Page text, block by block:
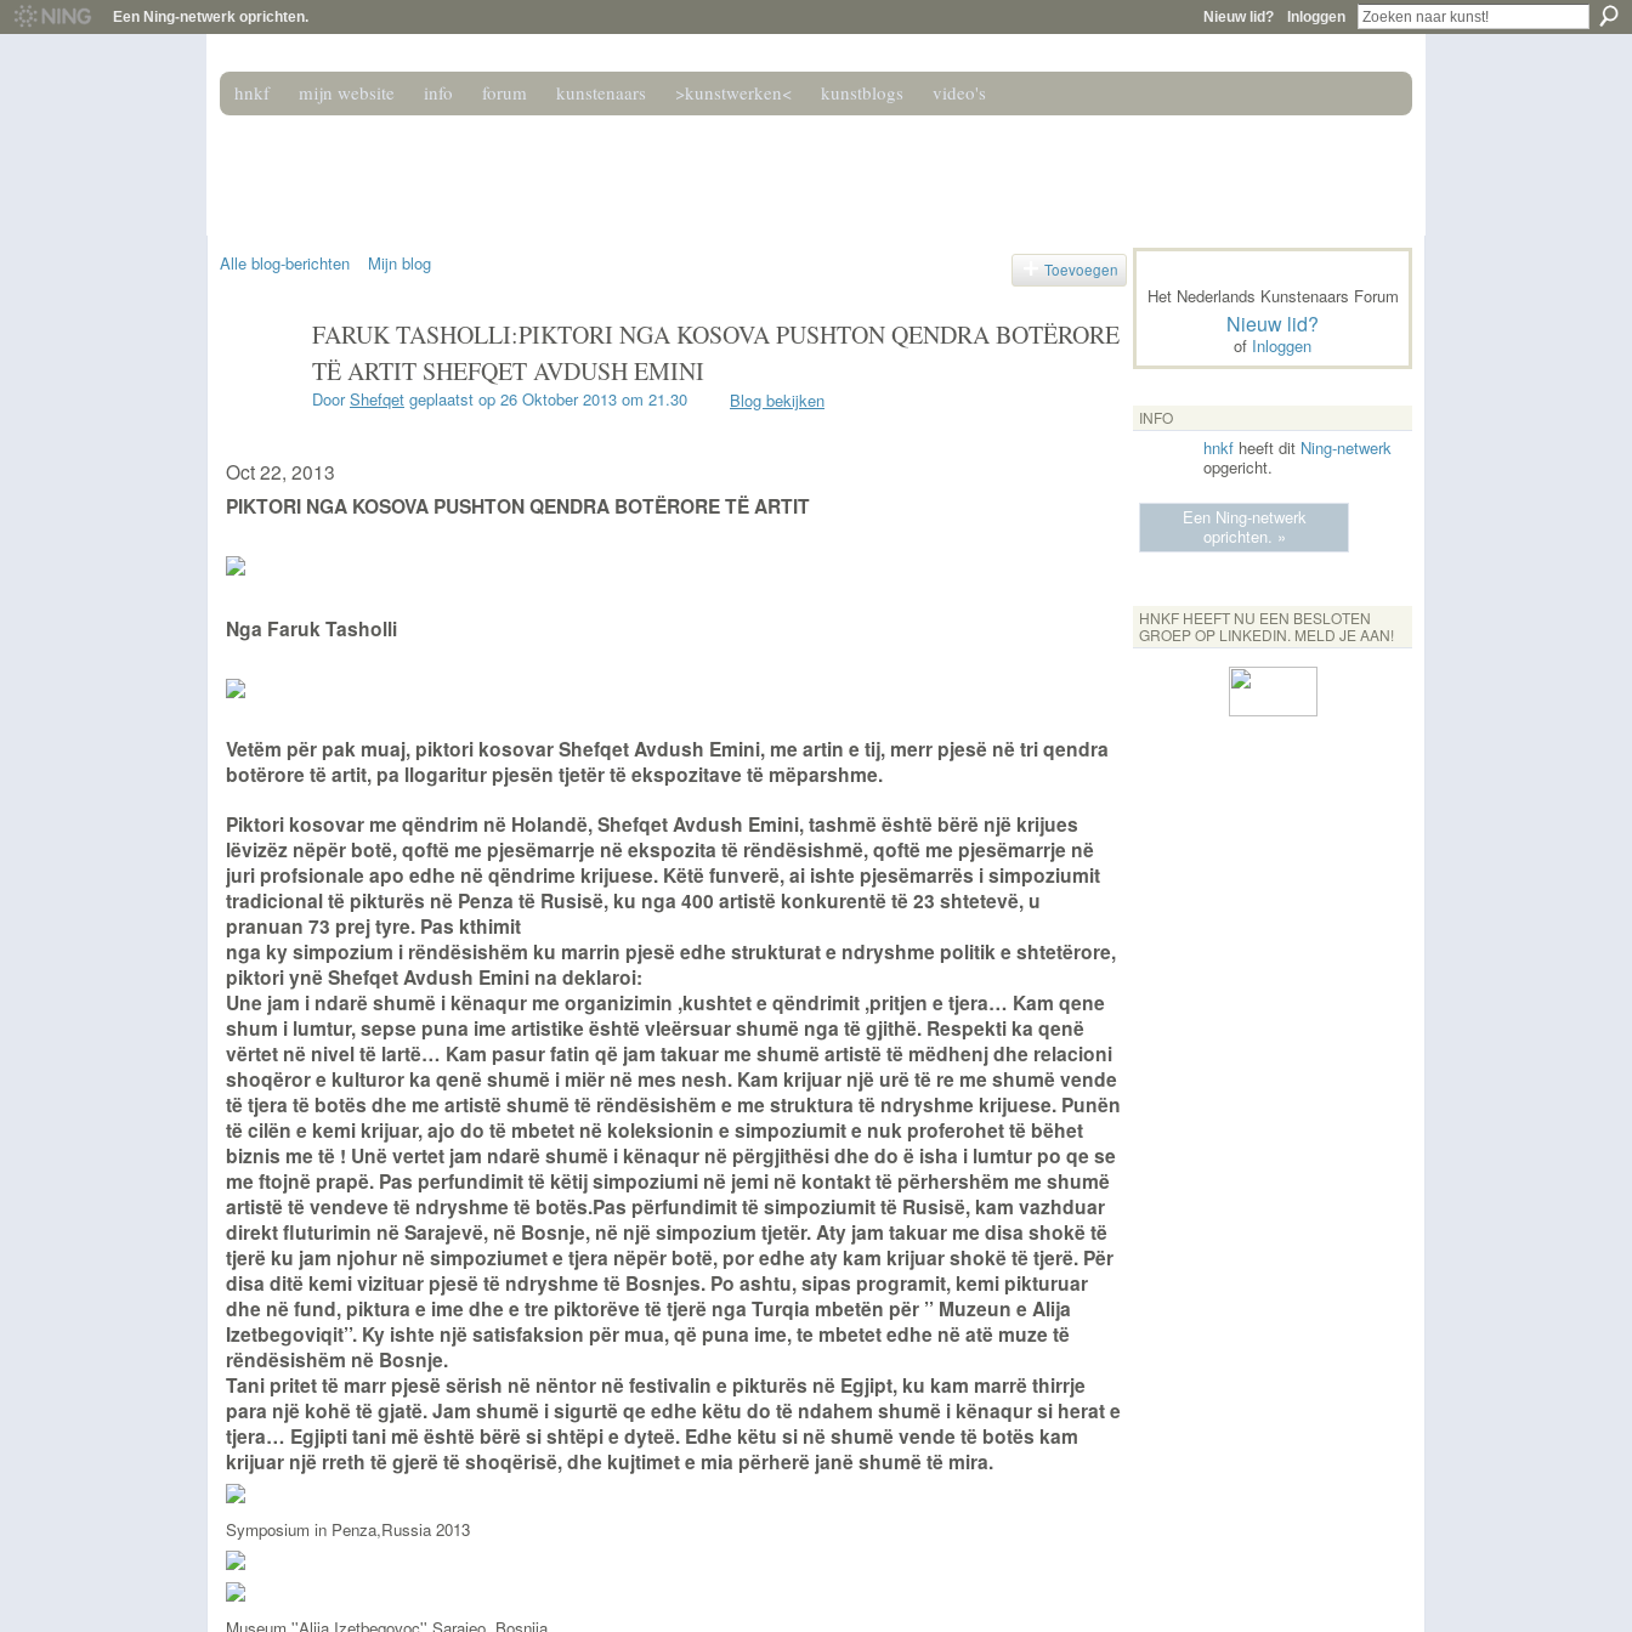
Een Ning-netwerk oprichten. Nieuw lid? Inloggen
hnkf mijn website info forum kunstenaars >kunstwerken< kunstblogs video's
Alle blog-berichten Mijn blog Toevoegen
FARUK TASHOLLI:PIKTORI NGA KOSOVA PUSHTON QENDRA BOTËRORE
TË ARTIT SHEFQET AVDUSH EMINI
DoorShefqet geplaatst op 26 Oktober 2013 om 21.30 Blog bekijken
Oct 22, 2013
PIKTORI NGA KOSOVA PUSHTON QENDRA BOTËRORE TË ARTIT
Nga Faruk Tasholli
Vetëm për pak muaj, piktori kosovar Shefqet Avdush Emini, me artin e tij, merr pjesë në tri qendra
botërore të artit, pa llogaritur pjesën tjetër të ekspozitave të mëparshme.
Piktori kosovar me qëndrim në Holandë, Shefqet Avdush Emini, tashmë është bërë një krijues
lëvizëz nëpër botë, qoftë me pjesëmarrje në ekspozita të rëndësishmë, qoftë me pjesëmarrje në
juri profsionale apo edhe në qëndrime krijuese. Këtë funverë, ai ishte pjesëmarrës i simpoziumit
tradicional të pikturës në Penza të Rusisë, ku nga 400 artistë konkurentë të 23 shtetevë, u
pranuan 73 prej tyre. Pas kthimit
nga ky simpozium i rëndësishëm ku marrin pjesë edhe strukturat e ndryshme politik e shtetërore,
piktori ynë Shefqet Avdush Emini na deklaroi:
Une jam i ndarë shumë i kënaqur me organizimin ,kushtet e qëndrimit ,pritjen e tjera… Kam qene
shum i lumtur, sepse puna ime artistike është vleërsuar shumë nga të gjithë. Respekti ka qenë
vërtet në nivel të lartë… Kam pasur fatin që jam takuar me shumë artistë të mëdhenj dhe relacioni
shoqëror e kulturor ka qenë shumë i miër në mes nesh. Kam krijuar një urë të re me shumë vende
të tjera të botës dhe me artistë shumë të rëndësishëm e me struktura të ndryshme krijuese. Punën
të cilën e kemi krijuar, ajo do të mbetet në koleksionin e simpoziumit e nuk proferohet të bëhet
biznis me të ! Unë vertet jam ndarë shumë i kënaqur në përgjithësi dhe do ë isha i lumtur po qe se
me ftojnë prapë. Pas perfundimit të këtij simpoziumi në jemi në kontakt të përhershëm me shumë
artistë të vendeve të ndryshme të botës.Pas përfundimit të simpoziumit të Rusisë, kam vazhduar
direkt fluturimin në Sarajevë, në Bosnje, në një simpozium tjetër. Aty jam takuar me disa shokë të
tjerë ku jam njohur në simpoziumet e tjera nëpër botë, por edhe aty kam krijuar shokë të tjerë. Për
disa ditë kemi vizituar pjesë të ndryshme të Bosnjes. Po ashtu, sipas programit, kemi pikturuar
dhe në fund, piktura e ime dhe e tre piktorëve të tjerë nga Turqia mbetën për ’’ Muzeun e Alija
Izetbegoviqit’’. Ky ishte një satisfaksion për mua, që puna ime, te mbetet edhe në atë muze të
rëndësishëm në Bosnje.
Tani pritet të marr pjesë sërish në nëntor në festivalin e pikturës në Egjipt, ku kam marrë thirrje
para një kohë të gjatë. Jam shumë i sigurtë qe edhe këtu do të ndahem shumë i kënaqur si herat e
tjera… Egjipti tani më është bërë si shtëpi e dyteë. Edhe këtu si në shumë vende të botës kam
krijuar një rreth të gjerë të shoqërisë, dhe kujtimet e mia përherë janë shumë të mira.
Symposium in Penza,Russia 2013
Het Nederlands Kunstenaars Forum
Nieuw lid?
of Inloggen
INFO
hnkf heeft dit Ning-netwerk
opgericht.
Een Ning-netwerk
oprichten. »
HNKF HEEFT NU EEN BESLOTEN
GROEP OP LINKEDIN. MELD JE AAN!